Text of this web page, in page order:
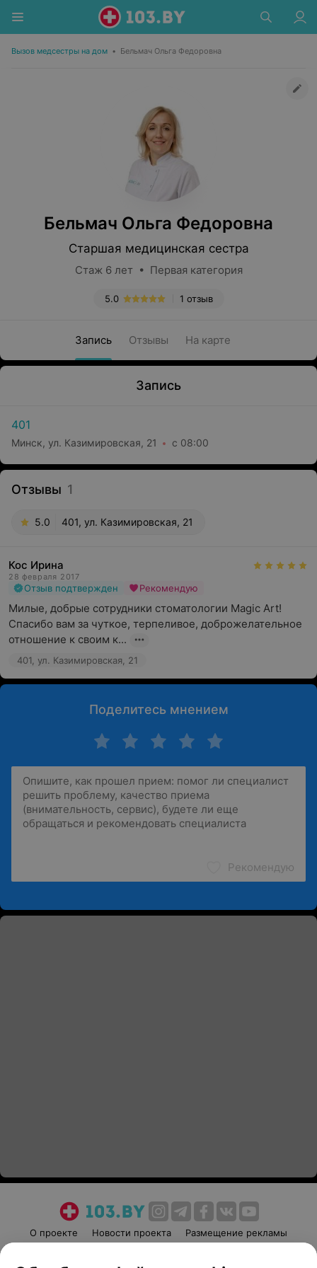
Вызов медсестры на дом • Бельмач Ольга Федоровна
Бельмач Ольга Федоровна
Старшая медицинская сестра
Стаж 6 лет • Первая категория
1 отзыв
5.0
Запись Отзывы На карте
Запись
401
Минск, ул. Казимировская, 21 с 08:00
Отзывы 1
5.0 401, ул. Казимировская, 21
Кос Ирина
28 февраля 2017
Отзыв подтвержден Рекомендую
Милые, добрые сотрудники стоматологии Magic Art!
Спасибо вам за чуткое, терпеливое, доброжелательное
отношение к своим к...
401, ул. Казимировская, 21
Поделитесь мнением
Рекомендую
О проекте Новости проекта
Размещение рекламы